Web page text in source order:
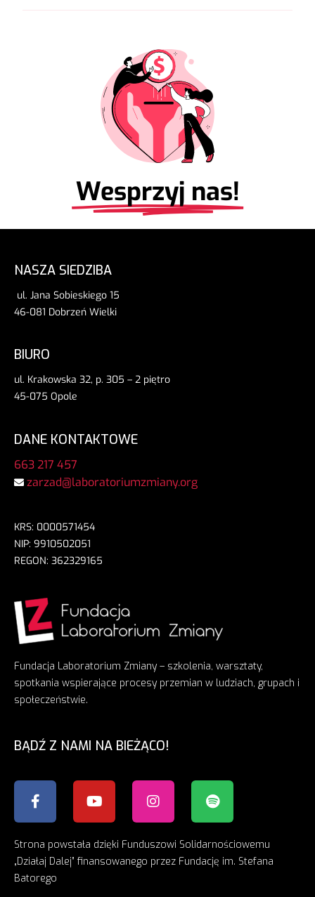
Wesprzyj nas!
Fundacja Laboratorium Zmiany – szkolenia, warsztaty,
spotkania wspierające procesy przemian w ludziach, grupach i
społeczeństwie.
BĄDŹ Z NAMI NA BIEŻĄCO!
Strona powstała dzięki Funduszowi Solidarnościowemu
„Działaj Dalej” finansowanego przez Fundację im. Stefana
Batorego
NASZA SIEDZIBA
ul. Jana Sobieskiego 15
46-081 Dobrzeń Wielki
BIURO
ul. Krakowska 32, p. 305 – 2 piętro
45-075 Opole
DANE KONTAKTOWE
663 217 457
zarzad@laboratoriumzmiany.org
KRS: 0000571454
NIP: 9910502051
REGON: 362329165